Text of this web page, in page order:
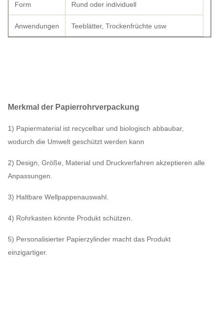
Form Rund oder individuell
Anwendungen Teeblätter, Trockenfrüchte usw
Merkmal der Papierrohrverpackung
1) Papiermaterial ist recycelbar und biologisch abbaubar,
wodurch die Umwelt geschützt werden kann
2) Design, Größe, Material und Druckverfahren akzeptieren alle
Anpassungen.
3) Haltbare Wellpappenauswahl.
4) Rohrkasten könnte Produkt schützen.
5) Personalisierter Papierzylinder macht das Produkt
einzigartiger.